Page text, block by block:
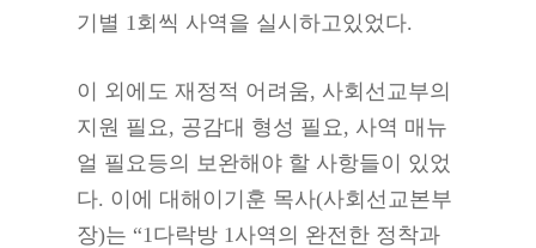
기별 1회씩 사역을 실시하고있었다.
이 외에도 재정적 어려움, 사회선교부의
지원 필요, 공감대 형성 필요, 사역 매뉴
얼 필요등의 보완해야 할 사항들이 있었
다. 이에 대해이기훈 목사(사회선교본부
장)는 “1다락방 1사역의 완전한 정착과